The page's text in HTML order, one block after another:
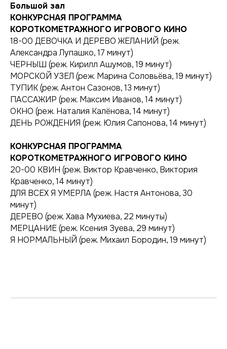
Большой зал
КОНКУРСНАЯ ПРОГРАММА
КОРОТКОМЕТРАЖНОГО ИГРОВОГО КИНО
18-00 ДЕВОЧКА И ДЕРЕВО ЖЕЛАНИЙ (реж.
Александра Лупашко, 17 минут)
ЧЕРНЫШ (реж. Кирилл Ашумов, 19 минут)
МОРСКОЙ УЗЕЛ (реж. Марина Соловьёва, 19 минут)
ТУПИК (реж. Антон Сазонов, 13 минут)
ПАССАЖИР (реж. Максим Иванов, 14 минут)
ОКНО (реж. Наталия Калёнова, 14 минут)
ДЕНЬ РОЖДЕНИЯ (реж. Юлия Сапонова, 14 минут)
КОНКУРСНАЯ ПРОГРАММА
КОРОТКОМЕТРАЖНОГО ИГРОВОГО КИНО
20-00 КВИН (реж. Виктор Кравченко, Виктория
Кравченко, 14 минут)
ДЛЯ ВСЕХ Я УМЕРЛА (реж. Настя Антонова, 30
минут)
ДЕРЕВО (реж. Хава Мухиева, 22 минуты)
МЕРЦАНИЕ (реж. Ксения Зуева, 29 минут)
Я НОРМАЛЬНЫЙ (реж. Михаил Бородин, 19 минут)